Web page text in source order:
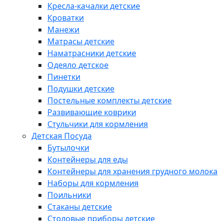
Кресла-качалки детские
Кроватки
Манежи
Матрасы детские
Наматрасники детские
Одеяло детское
Пинетки
Подушки детские
Постельные комплекты детские
Развивающие коврики
Стульчики для кормления
Детская Посуда
Бутылочки
Контейнеры для еды
Контейнеры для хранения грудного молока
Наборы для кормления
Поильники
Стаканы детские
Столовые приборы детские